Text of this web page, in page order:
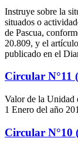
Instruye sobre la
situados o
de Pascua,
20.809, y el
publicado en el
Circular N°11
Valor de la Unidad
1 Enero del año
Circular N°10